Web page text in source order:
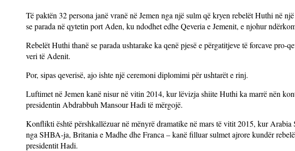
Të paktën 32 persona janë vranë në Jemen nga një sulm që kryen rebelët Huthi në
se parada në qytetin port Aden, ku ndodhet edhe Qeveria e Jemenit, e njohur
Rebelët Huthi thanë se parada ushtarake ka qenë pjesë e përgatitjeve të forcave
veri të Adenit.
Por, sipas qeverisë, ajo ishte një ceremoni diplomimi për ushtarët e rinj.
Luftimet në Jemen kanë nisur në vitin 2014, kur lëvizja shiite Huthi ka marrë nën
presidentin Abdrabbuh Mansour Hadi të mërgojë.
Konflikti është përshkallëzuar në mënyrë dramatike në mars të vitit 2015, kur Arabia
nga SHBA-ja, Britania e Madhe dhe Franca – kanë filluar sulmet ajrore kundër
presidentit Hadi.